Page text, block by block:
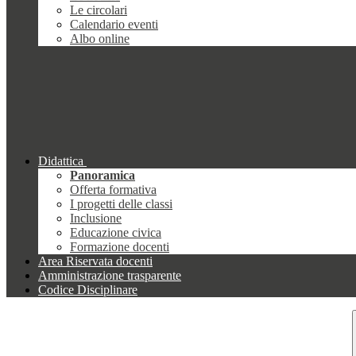
Le circolari
Calendario eventi
Albo online
Didattica
Panoramica
Offerta formativa
I progetti delle classi
Inclusione
Educazione civica
Formazione docenti
Area Riservata docenti
Amministrazione trasparente
Codice Disciplinare